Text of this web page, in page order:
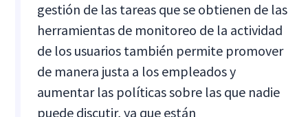
gestión de las tareas que se obtienen de las
herramientas de monitoreo de la actividad
de los usuarios también permite promover
de manera justa a los empleados y
aumentar las políticas sobre las que nadie
puede discutir, ya que están